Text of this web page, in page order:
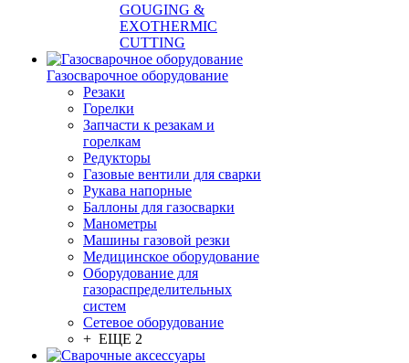
GOUGING &
EXOTHERMIC
CUTTING
Газосварочное оборудование
Резаки
Горелки
Запчасти к резакам и
горелкам
Редукторы
Газовые вентили для сварки
Рукава напорные
Баллоны для газосварки
Манометры
Машины газовой резки
Медицинское оборудование
Оборудование для
газораспределительных
систем
Сетевое оборудование
+ ЕЩЕ 2